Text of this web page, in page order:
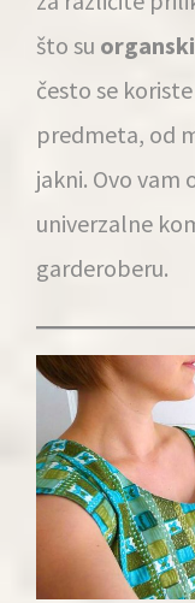
što su
često se
predmeta, od
jakni. Ovo vam
univerzalne
garderoberu.